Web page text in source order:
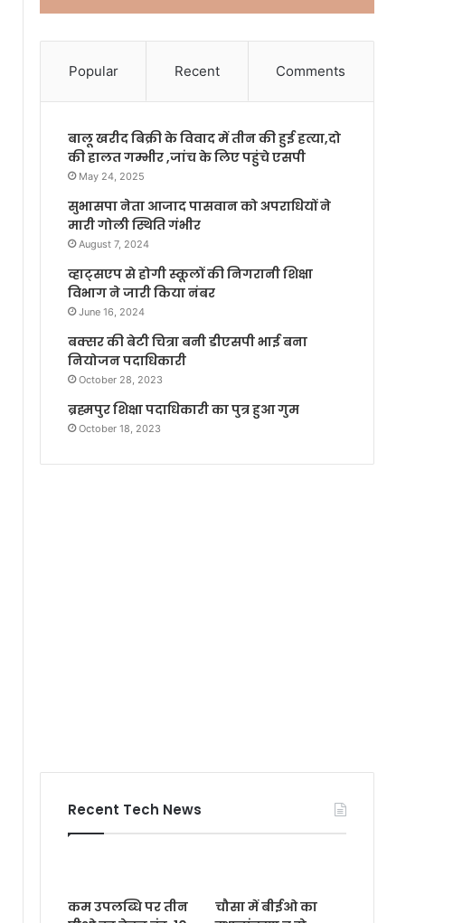
Popular Recent Comments
बालू खरीद बिक्री के विवाद में तीन की हुई हत्या,दो
की हालत गम्भीर ,जांच के लिए पहुंचे एसपी
May 24, 2025
सुभासपा नेता आजाद पासवान को अपराधियों ने
मारी गोली स्थिति गंभीर
August 7, 2024
व्हाट्सएप से होगी स्कूलों की निगरानी शिक्षा
विभाग ने जारी किया नंबर
June 16, 2024
बक्सर की बेटी चित्रा बनी डीएसपी भाई बना
नियोजन पदाधिकारी
October 28, 2023
ब्रह्मपुर शिक्षा पदाधिकारी का पुत्र हुआ गुम
October 18, 2023
Recent Tech News
कम उपलब्धि पर तीन
चौसा में बीईओ का